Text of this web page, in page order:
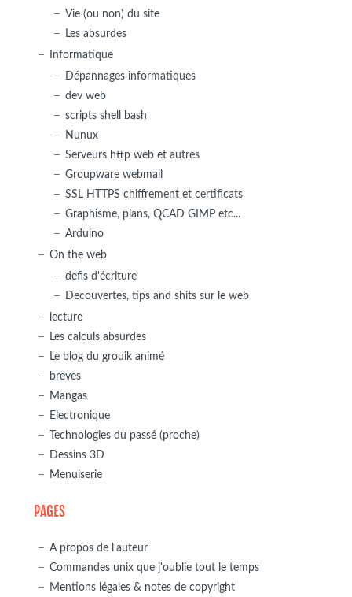
Vie (ou non) du site
Les absurdes
Informatique
Dépannages informatiques
dev web
scripts shell bash
Nunux
Serveurs http web et autres
Groupware webmail
SSL HTTPS chiffrement et certificats
Graphisme, plans, QCAD GIMP etc...
Arduino
On the web
defis d'écriture
Decouvertes, tips and shits sur le web
lecture
Les calculs absurdes
Le blog du grouik animé
breves
Mangas
Electronique
Technologies du passé (proche)
Dessins 3D
Menuiserie
PAGES
A propos de l'auteur
Commandes unix que j'oublie tout le temps
Mentions légales & notes de copyright